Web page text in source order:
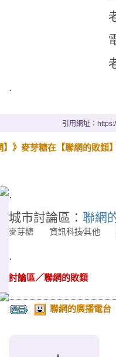
.
引用網址：
】》麥芽糖在【聯網的敗
.
城市討論區： 聯網
麥芽糖 資訊科技∕其他
.
討論區／聯網的敗類
聯網的廣播電台